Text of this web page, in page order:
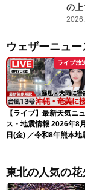
の上
ウェザーニュ
ライブ放
【ライブ】最新天気ニ
ス・地震情報 2026年8
日(金) ／令和8年熊本地
央・江川清音／有賀哲
東北の人気の花